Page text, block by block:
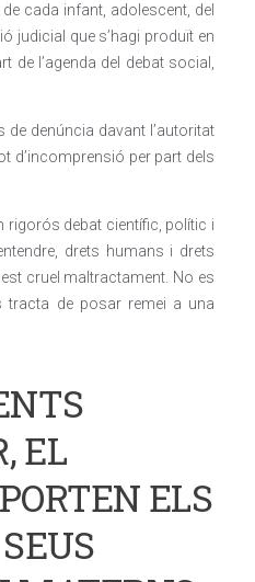
cada infant, adolescent, del
judicial que s’hagi produït en
l’agenda del debat social,
denúncia davant l’autoritat
d’incomprensió per part dels
rigorós debat científic, polític i
drets humans i drets
cruel maltractament. No es
tracta de posar remei a una
EL
ELS